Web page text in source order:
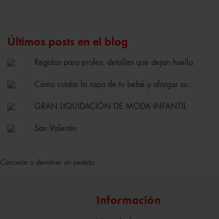
Últimos posts en el blog
Regalos para profes: detalles que dejan huella
Cómo cuidar la ropa de tu bebé y alargar su...
GRAN LIQUIDACIÓN DE MODA INFANTIL
San Valentín
Cancelar o devolver un pedido
Información